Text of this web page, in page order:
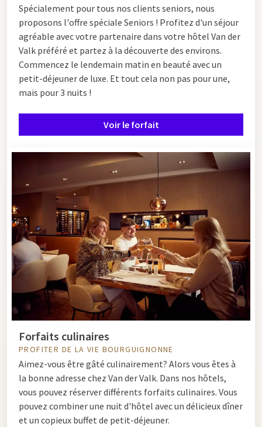
Spécialement pour tous nos clients seniors, nous
proposons l'offre spéciale Seniors ! Profitez d'un séjour
agréable avec votre partenaire dans votre hôtel Van der
Valk préféré et partez à la découverte des environs.
Commencez le lendemain matin en beauté avec un
petit-déjeuner de luxe. Et tout cela non pas pour une,
mais pour 3 nuits !
Voir le forfait
Forfaits culinaires
PROFITER DE LA VIE BOURGUIGNONNE
Aimez-vous être gâté culinairement? Alors vous êtes à
la bonne adresse chez Van der Valk. Dans nos hôtels,
vous pouvez réserver différents forfaits culinaires. Vous
pouvez combiner une nuit d'hôtel avec un délicieux dîner
et un copieux buffet de petit-déjeuner.